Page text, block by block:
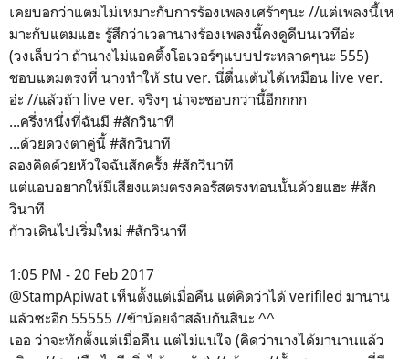
เคยบอกว่าแตมไม่เหมาะกับการร้องเพลงเศร้าๆนะ //แต่เพลงนี้เห
มาะกับแตมแฮะ รู้สึกว่าเวลานางร้องเพลงนี้คงดูดีบนเวทีอ่ะ
(วงเล็บว่า ถ้านางไม่แอคติ้งโอเวอร์ๆแบบประหลาดๆนะ 555)
ชอบแตมตรงที่ นางทำให้ stu ver. นี่ตื่นเต้นได้เหมือน live ver.
อ่ะ //แล้วถ้า live ver. จริงๆ น่าจะชอบกว่านี้อีกกกก
...ครึ่งหนึ่งที่ฉันมี #สักวินาที
...ด้วยดวงตาคู่นี้ #สักวินาที
ลองคิดด้วยหัวใจฉันสักครั้ง #สักวินาที
แต่แอบอยากให้มีเสียงแตมตรงคอรัสตรงท่อนนั้นด้วยแฮะ #สัก
วินาที
ก้าวเดินไปเริ่มใหม่ #สักวินาที
1:05 PM - 20 Feb 2017
@StampApiwat เห็นตั้งแต่เมื่อคืน แต่คิดว่าได้ verifiled มานาน
แล้วซะอีก 55555 //ข้าน้อยจำสลับกันสินะ ^^
เออ ว่าจะทักตั้งแต่เมื่อคืน แต่ไม่แน่ใจ (คิดว่านางได้มานานแล้ว